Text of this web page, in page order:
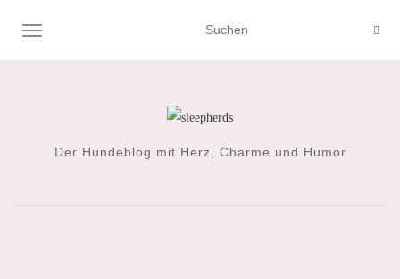
NAVIGATION UMSCHALTEN
Der Hundeblog mit Herz, Charme und Humor